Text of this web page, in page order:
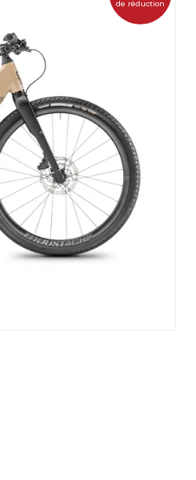
de réduction